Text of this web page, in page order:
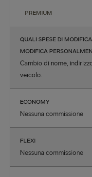
PREMIUM
QUALI SPESE DI
MODIFICA
Cambio di nome,
veicolo.
ECONOMY
Nessuna commissione
FLEXI
Nessuna commissione